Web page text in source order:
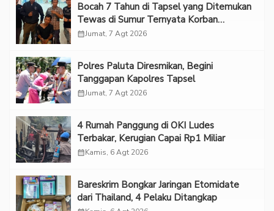
Bocah 7 Tahun di Tapsel yang Ditemukan
Tewas di Sumur Ternyata Korban
Kekerasan Seksual
calendar_monthJumat, 7 Agt 2026
Polres Paluta Diresmikan, Begini
Tanggapan Kapolres Tapsel
calendar_monthJumat, 7 Agt 2026
‎4 Rumah Panggung di OKI Ludes
Terbakar, Kerugian Capai Rp1 Miliar
calendar_monthKamis, 6 Agt 2026
Bareskrim Bongkar Jaringan Etomidate
dari Thailand, 4 Pelaku Ditangkap